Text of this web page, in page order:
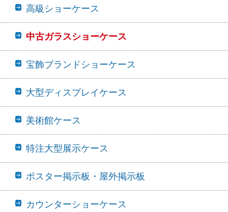
高級ショーケース
中古ガラスショーケース
宝飾ブランドショーケース
大型ディスプレイケース
美術館ケース
特注大型展示ケース
ポスター掲示板・屋外掲示板
カウンターショーケース